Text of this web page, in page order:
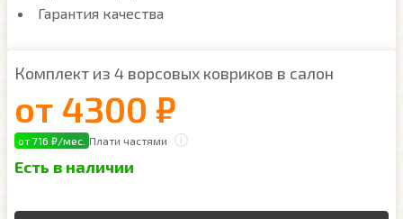
Гарантия качества
Комплект из 4 ворсовых ковриков в салон
от 4300 ₽
от 716 ₽/мес. Плати частями
Есть в наличии